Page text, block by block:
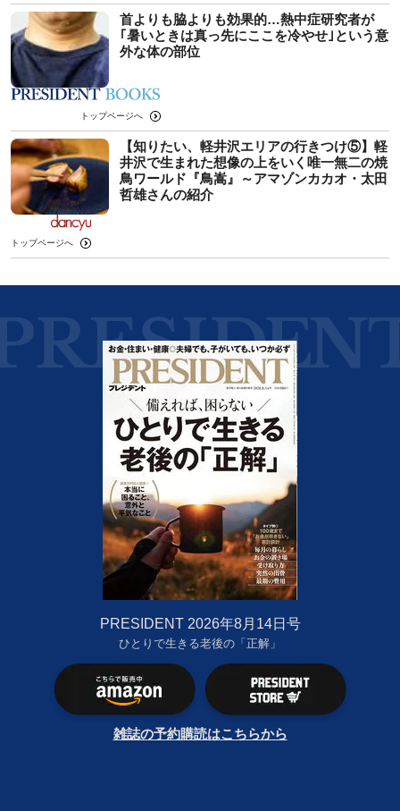
首よりも脇よりも効果的…熱中症研究者が
｢暑いときは真っ先にここを冷やせ｣という意
外な体の部位
トップページへ
【知りたい、軽井沢エリアの行きつけ⑤】軽
井沢で生まれた想像の上をいく唯一無二の焼
鳥ワールド『鳥嵩』～アマゾンカカオ・太田
哲雄さんの紹介
トップページへ
PRESIDENT 2026年8月14日号
ひとりで生きる老後の「正解」
雑誌の予約購読はこちらから